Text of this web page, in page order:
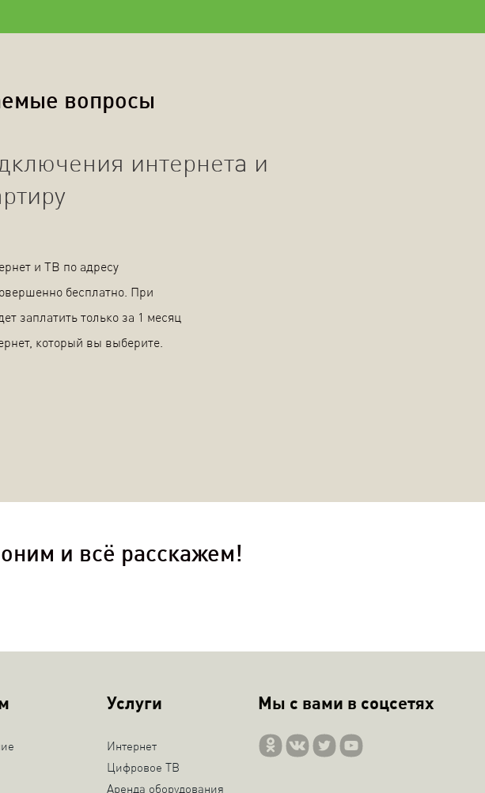
вопросы
интернета и
и ТВ по адресу
бесплатно. При
заплатить только за 1 месяц
который вы выберите.
и всё расскажем!
Услуги
Интернет
Цифровое ТВ
Аренда оборудования
Мы с вами в соцсетях